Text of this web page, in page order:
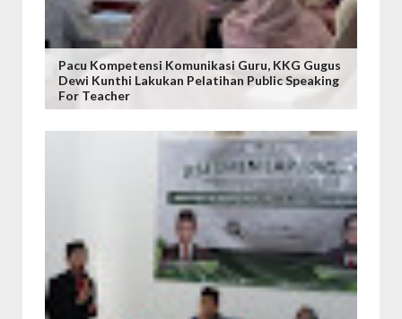
Pacu Kompetensi Komunikasi Guru, KKG Gugus
Dewi Kunthi Lakukan Pelatihan Public Speaking
For Teacher